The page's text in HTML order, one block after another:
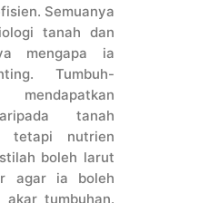
Semuanya
tanah dan
mengapa ia
Tumbuh-
tanah
tetapi nutrien
boleh larut
agar ia boleh
akar tumbuhan.